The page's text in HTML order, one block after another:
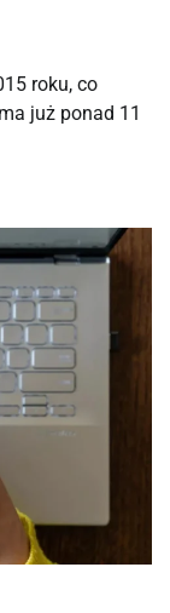
roku, co
już ponad 11